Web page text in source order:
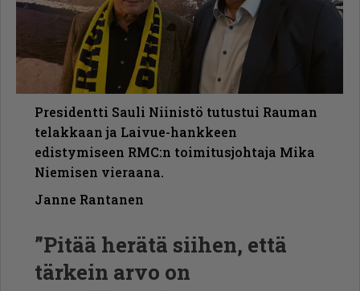
Presidentti Sauli Niinistö tutustui Rauman
telakkaan ja Laivue-hankkeen
edistymiseen RMC:n toimitusjohtaja Mika
Niemisen vieraana.
Janne Rantanen
”Pitää herätä siihen, että
tärkein arvo on